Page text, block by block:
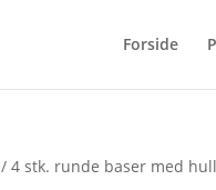
Forside
/ 4 stk. runde baser med